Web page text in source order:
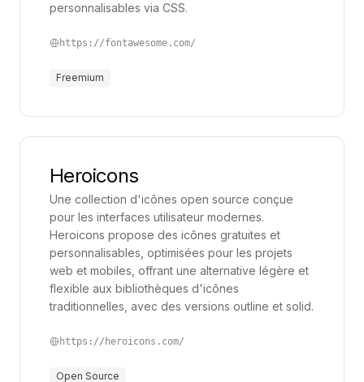
personnalisables via CSS.
https://fontawesome.com/
Freemium
Heroicons
Une collection d'icônes open source conçue
pour les interfaces utilisateur modernes.
Heroicons propose des icônes gratuites et
personnalisables, optimisées pour les projets
web et mobiles, offrant une alternative légère et
flexible aux bibliothèques d'icônes
traditionnelles, avec des versions outline et solid.
https://heroicons.com/
Open Source